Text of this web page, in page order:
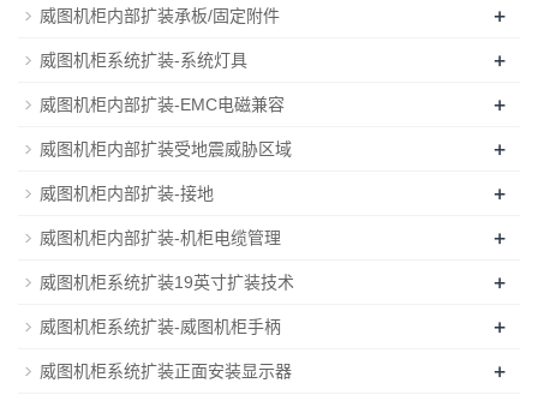
威图机柜内部扩装承板/固定附件 +
威图机柜系统扩装-系统灯具 +
威图机柜内部扩装-EMC电磁兼容 +
威图机柜内部扩装受地震威胁区域 +
威图机柜内部扩装-接地 +
威图机柜内部扩装-机柜电缆管理 +
威图机柜系统扩装19英寸扩装技术 +
威图机柜系统扩装-威图机柜手柄 +
威图机柜系统扩装正面安装显示器 +